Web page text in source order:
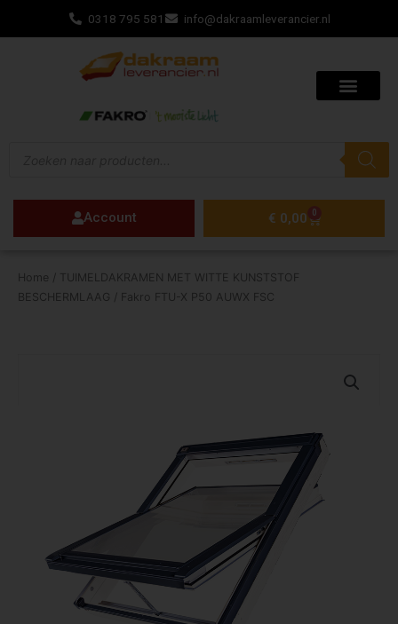
0318 795 581 info@dakraamleverancier.nl
Account € 0,00 0
Winkelwagen
Home /
TUIMELDAKRAMEN MET WITTE KUNSTSTOF
BESCHERMLAAG / Fakro FTU-X P50 AUWX FSC